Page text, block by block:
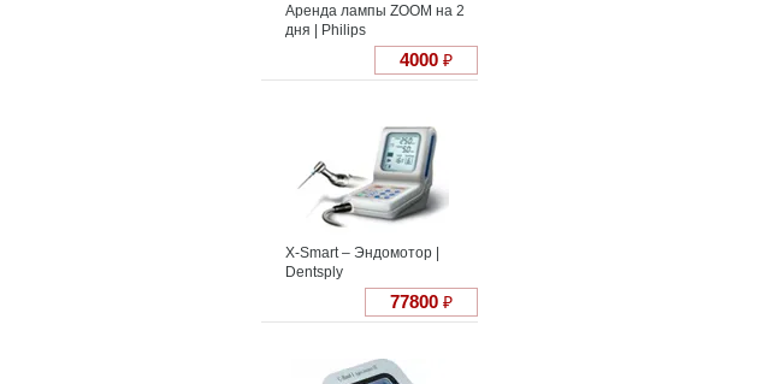
Аренда лампы ZOOM на 2
дня | Philips
4000 ₽
X-Smart – Эндомотор |
Dentsply
77800 ₽